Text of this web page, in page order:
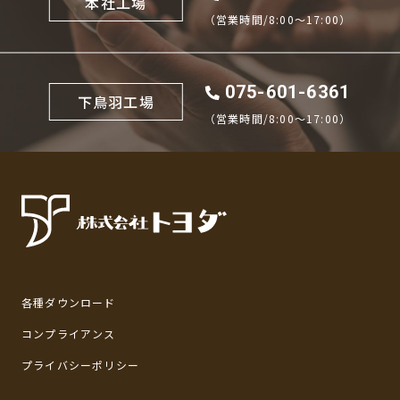
（営業時間/8:00〜17:00）
下鳥羽工場 075-601-6361
（営業時間/8:00〜17:00）
各種ダウンロード
コンプライアンス
プライバシーポリシー